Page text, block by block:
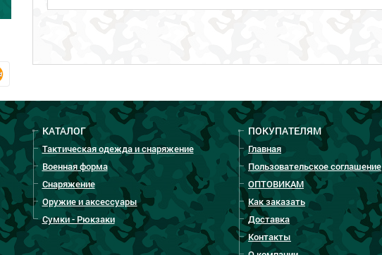
КАТАЛОГ
Тактическая одежда и снаряжение
Военная форма
Снаряжение
Оружие и аксессуары
Сумки - Рюкзаки
ПОКУПАТЕЛЯМ
Главная
Пользовательское соглашение
ОПТОВИКАМ
Как заказать
Доставка
Контакты